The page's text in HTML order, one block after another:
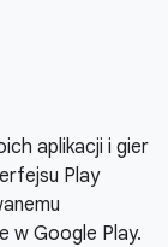
aplikacji i gier
Play
w Google Play.